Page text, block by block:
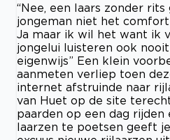
“Nee, een laars zonder
jongeman niet het
Ja maar ik wil het want ik
jongelui luisteren ook
eigenwijs” Een klein
aanmeten verliep toen
internet afstruinde naar
van Huet op de site
paarden op een dag rijden
laarzen te poetsen geeft